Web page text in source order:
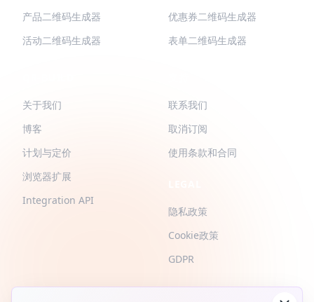
产品二维码生成器
活动二维码生成器
优惠券二维码生成器
表单二维码生成器
关于我们
博客
计划与定价
浏览器扩展
Integration API
联系我们
取消订阅
使用条款和合同
隐私政策
Cookie政策
GDPR